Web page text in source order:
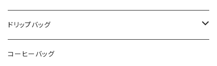
150g
アフリカ
300g
ドリップバッグ
アフリカ
コーヒーバッグ